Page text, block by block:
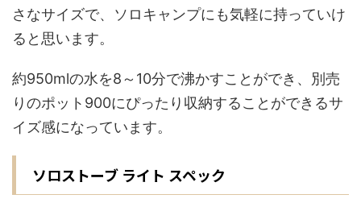
さなサイズで、ソロキャンプにも気軽に持っていけ
ると思います。
約950mlの水を8～10分で沸かすことができ、別売
りのポット900にぴったり収納することができるサ
イズ感になっています。
ソロストーブ ライト スペック